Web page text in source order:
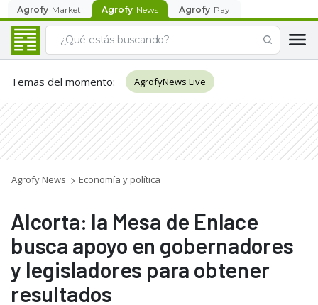
Agrofy Market Agrofy News Agrofy Pay
Temas del momento: AgrofyNews Live
Agrofy News Economía y política
Alcorta: la Mesa de Enlace
busca apoyo en gobernadores
y legisladores para obtener
resultados